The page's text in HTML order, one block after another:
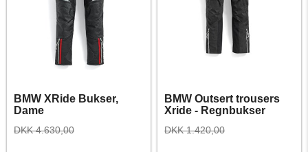
BMW XRide Bukser,
Dame
DKK 4.630,00
BMW Outsert trousers
Xride - Regnbukser
DKK 1.420,00